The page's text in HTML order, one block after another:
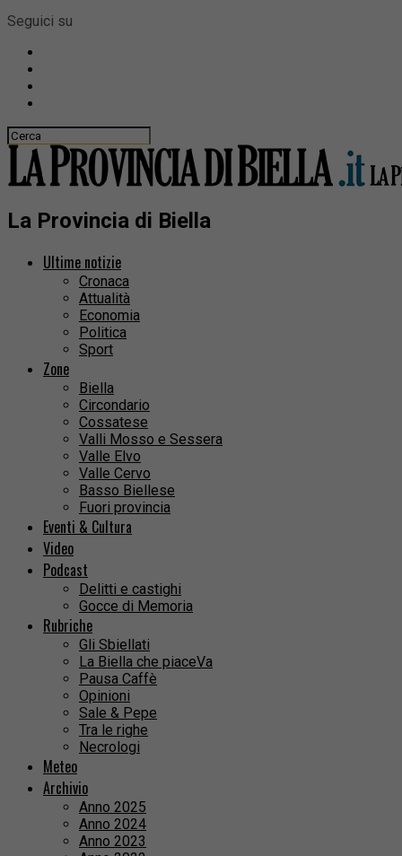
Seguici su
La Provincia di Biella
Ultime notizie
Cronaca
Attualità
Economia
Politica
Sport
Zone
Biella
Circondario
Cossatese
Valli Mosso e Sessera
Valle Elvo
Valle Cervo
Basso Biellese
Fuori provincia
Eventi & Cultura
Video
Podcast
Delitti e castighi
Gocce di Memoria
Rubriche
Gli Sbiellati
La Biella che piaceVa
Pausa Caffè
Opinioni
Sale & Pepe
Tra le righe
Necrologi
Meteo
Archivio
Anno 2025
Anno 2024
Anno 2023